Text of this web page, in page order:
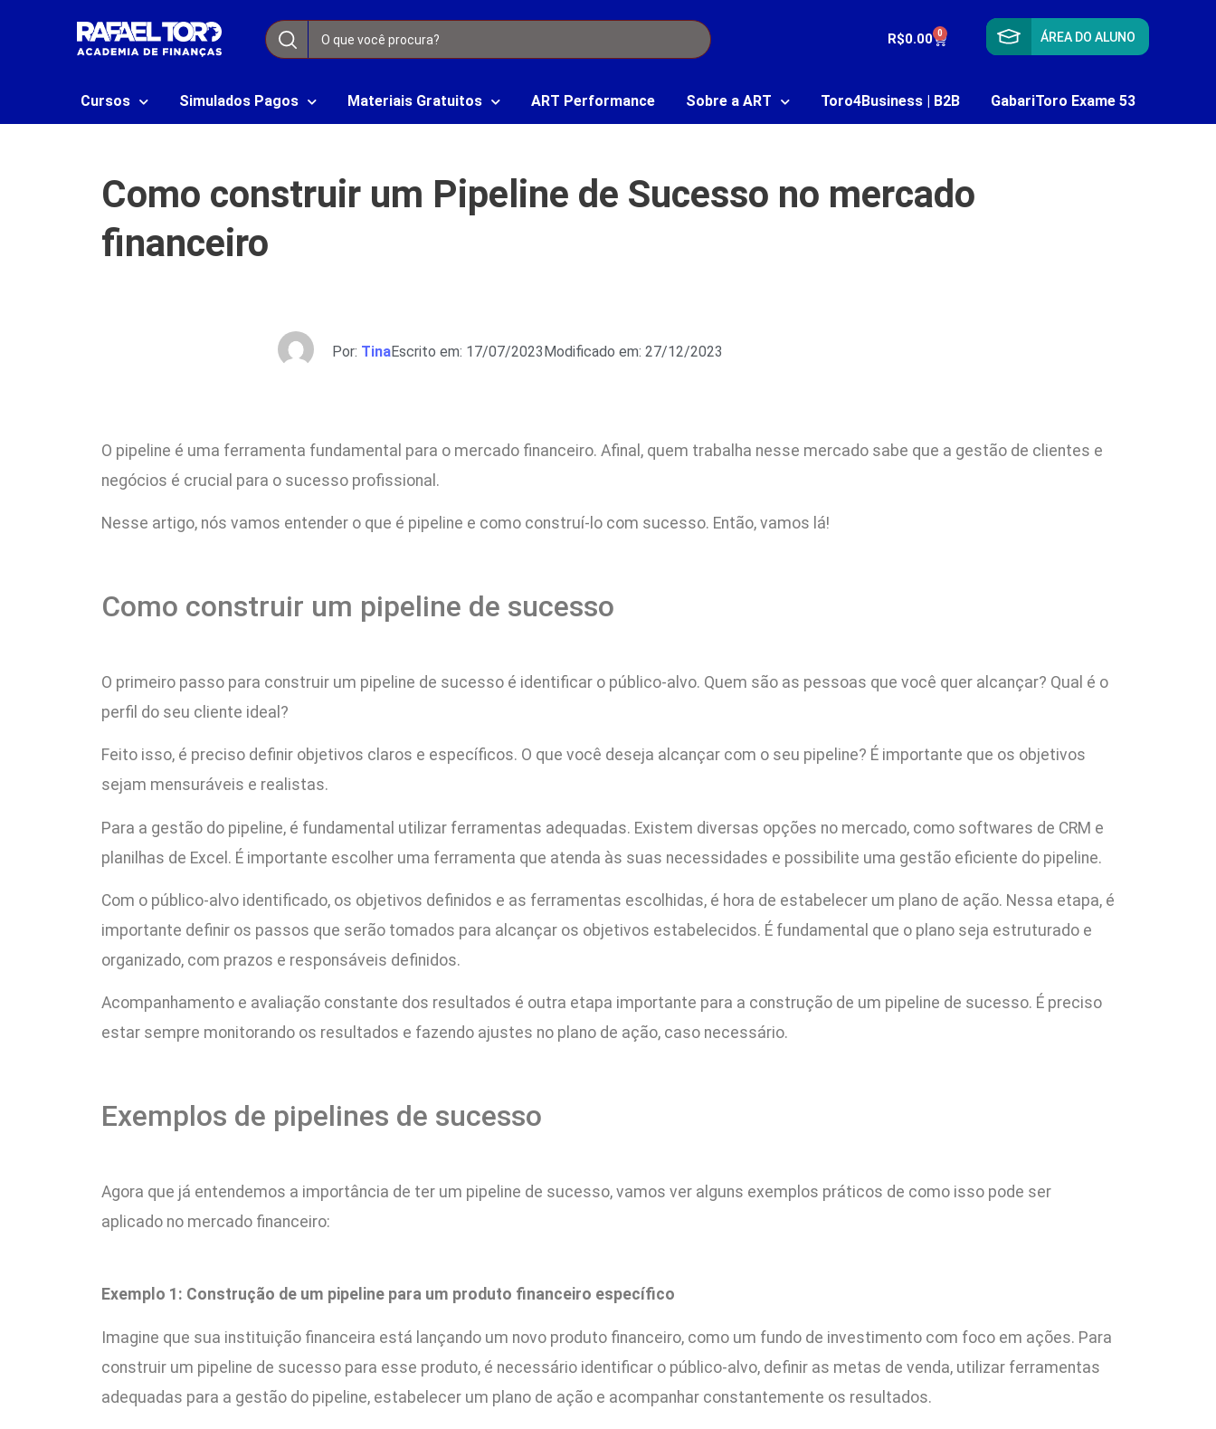
R$0.00 0 ÁREA DO ALUNO
Cursos Simulados Pagos Materiais Gratuitos ART Performance Sobre a ART Toro4Business | B2B GabariToro Exame 53
Como construir um Pipeline de Sucesso no mercado
financeiro
Por: TinaEscrito em: 17/07/2023Modificado em: 27/12/2023
O pipeline é uma ferramenta fundamental para o mercado financeiro. Afinal, quem trabalha nesse mercado sabe que a gestão de clientes e
negócios é crucial para o sucesso profissional.
Nesse artigo, nós vamos entender o que é pipeline e como construí-lo com sucesso. Então, vamos lá!
Como construir um pipeline de sucesso
O primeiro passo para construir um pipeline de sucesso é identificar o público-alvo. Quem são as pessoas que você quer alcançar? Qual é o
perfil do seu cliente ideal?
Feito isso, é preciso definir objetivos claros e específicos. O que você deseja alcançar com o seu pipeline? É importante que os objetivos
sejam mensuráveis e realistas.
Para a gestão do pipeline, é fundamental utilizar ferramentas adequadas. Existem diversas opções no mercado, como softwares de CRM e
planilhas de Excel. É importante escolher uma ferramenta que atenda às suas necessidades e possibilite uma gestão eficiente do pipeline.
Com o público-alvo identificado, os objetivos definidos e as ferramentas escolhidas, é hora de estabelecer um plano de ação. Nessa etapa, é
importante definir os passos que serão tomados para alcançar os objetivos estabelecidos. É fundamental que o plano seja estruturado e
organizado, com prazos e responsáveis definidos.
Acompanhamento e avaliação constante dos resultados é outra etapa importante para a construção de um pipeline de sucesso. É preciso
estar sempre monitorando os resultados e fazendo ajustes no plano de ação, caso necessário.
Exemplos de pipelines de sucesso
Agora que já entendemos a importância de ter um pipeline de sucesso, vamos ver alguns exemplos práticos de como isso pode ser
aplicado no mercado financeiro:
Exemplo 1: Construção de um pipeline para um produto financeiro específico
Imagine que sua instituição financeira está lançando um novo produto financeiro, como um fundo de investimento com foco em ações. Para
construir um pipeline de sucesso para esse produto, é necessário identificar o público-alvo, definir as metas de venda, utilizar ferramentas
adequadas para a gestão do pipeline, estabelecer um plano de ação e acompanhar constantemente os resultados.